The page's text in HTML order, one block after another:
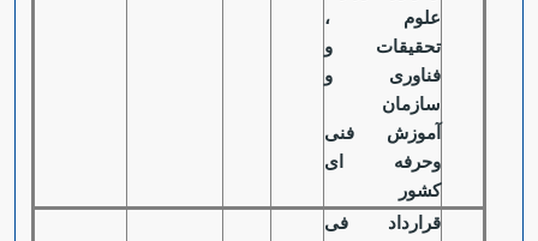
علوم ،
تحقیقات و
فناوری و
سازمان
آموزش فنی
وحرفه ای
کشور
قرارداد فی